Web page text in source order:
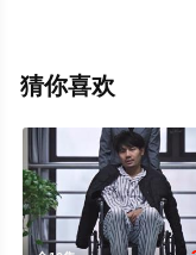
观看高清未删减完
解。
猜你喜欢